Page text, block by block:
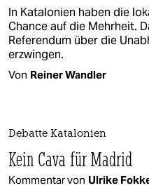
In Katalonien haben die
Chance auf die Mehrheit.
Referendum über die
erzwingen.
Von Reiner Wandler
Debatte Katalonien
Kein Cava für Madrid
Kommentar von Ulrike